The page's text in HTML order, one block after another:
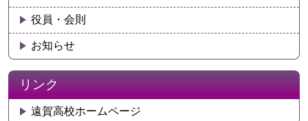
役員・会則
お知らせ
リンク
遠賀高校ホームページ